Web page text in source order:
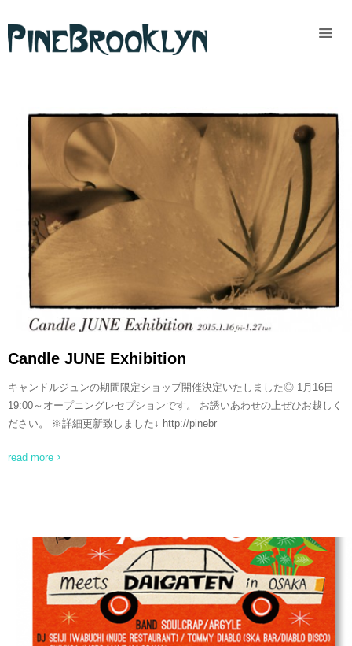
Candle JUNE Exhibition
キャンドルジュンの期間限定ショップ開催決定いたしました◎ 1月16日
19:00～オープニングレセプションです。 お誘いあわせの上ぜひお越しく
ださい。 ※詳細更新致しました↓ http://pinebr
read more
READ MORE
Home
Past
access